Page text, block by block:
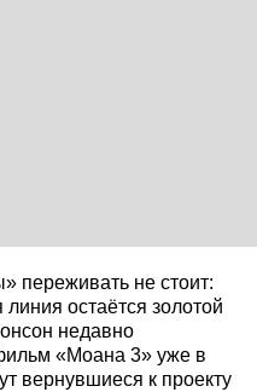
переживать не стоит:
остаётся золотой
недавно
«Моана 3» уже в
вернувшиеся к проекту